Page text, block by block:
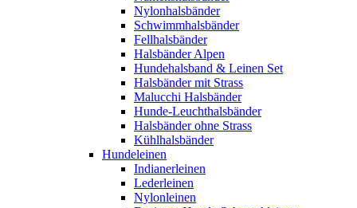
Nylonhalsbänder
Schwimmhalsbänder
Fellhalsbänder
Halsbänder Alpen
Hundehalsband & Leinen Set
Halsbänder mit Strass
Malucchi Halsbänder
Hunde-Leuchthalsbänder
Halsbänder ohne Strass
Kühlhalsbänder
Hundeleinen
Indianerleinen
Lederleinen
Nylonleinen